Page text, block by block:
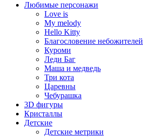
Любимые персонажи
Love is
My melody
Hello Kitty
Благословение небожителей
Куроми
Леди Баг
Маша и медведь
Три кота
Царевны
Чебурашка
3D фигуры
Кристаллы
Детские
Детские метрики